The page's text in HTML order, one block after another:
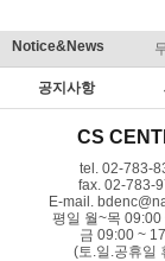
Notice&News
공지사항
CS
tel. 02-783-
fax. 02-783-
E-mail.
평일 월~목
금 09:00 ~
(토.일.공휴일